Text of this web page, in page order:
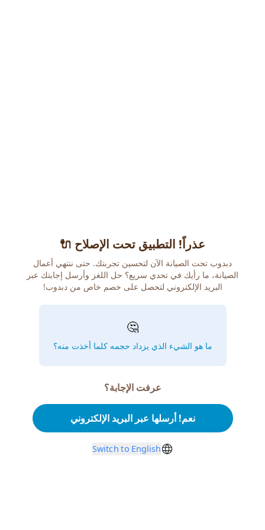
عذراً! التطبيق تحت الإصلاح 🔌
دبدوب تحت الصيانة الآن لتحسين تجربتك. حتى ننتهي أعمال
الصيانة، ما رأيك في تحدي سريع؟ حل اللغز وأرسل إجابتك عبر
البريد الإلكتروني لتحصل على خصم خاص من دبدوب!
🤔
ما هو الشيء الذي يزداد حجمه كلما أخذت منه؟
عرفت الإجابة؟
نعم! أرسلها عبر البريد الإلكتروني
Switch to English